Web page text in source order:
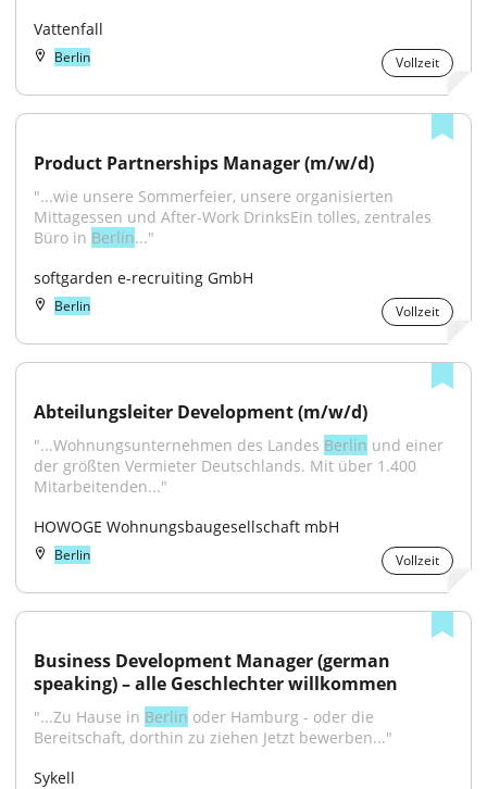
Vattenfall
Berlin Vollzeit
Product Partnerships Manager (m/w/d)
"...wie unsere Sommerfeier, unsere organisierten
Mittagessen und After-Work DrinksEin tolles, zentrales
Büro in Berlin..."
softgarden e-recruiting GmbH
Berlin Vollzeit
Abteilungsleiter Development (m/w/d)
"...Wohnungsunternehmen des Landes Berlin und einer
der größten Vermieter Deutschlands. Mit über 1.400
Mitarbeitenden..."
HOWOGE Wohnungsbaugesellschaft mbH
Berlin Vollzeit
Business Development Manager (german
speaking) – alle Geschlechter willkommen
"...Zu Hause in Berlin oder Hamburg - oder die
Bereitschaft, dorthin zu ziehen Jetzt bewerben..."
Sykell